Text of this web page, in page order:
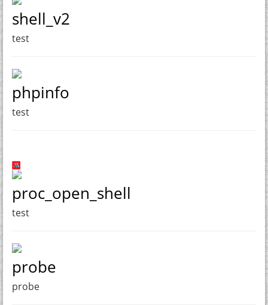
shell_v2
test
phpinfo
test
proc_open_shell
test
probe
probe